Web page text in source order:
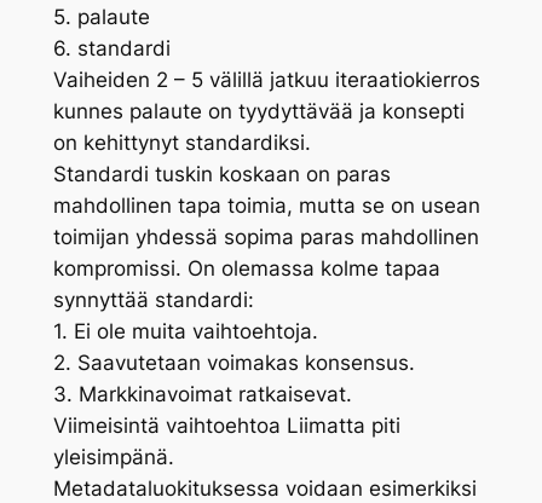
5. palaute
6. standardi
Vaiheiden 2 – 5 välillä jatkuu iteraatiokierros
kunnes palaute on tyydyttävää ja konsepti
on kehittynyt standardiksi.
Standardi tuskin koskaan on paras
mahdollinen tapa toimia, mutta se on usean
toimijan yhdessä sopima paras mahdollinen
kompromissi. On olemassa kolme tapaa
synnyttää standardi:
1. Ei ole muita vaihtoehtoja.
2. Saavutetaan voimakas konsensus.
3. Markkinavoimat ratkaisevat.
Viimeisintä vaihtoehtoa Liimatta piti
yleisimpänä.
Metadataluokituksessa voidaan esimerkiksi